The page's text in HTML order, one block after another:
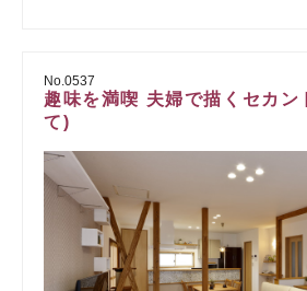
No.0537
趣味を満喫 夫婦で描くセカン
て)